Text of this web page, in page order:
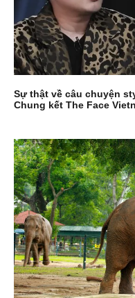
Sự thật về câu chuyện
Chung kết The Face